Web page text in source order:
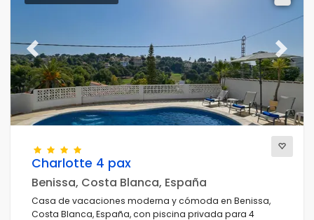
Previous Next
Charlotte 4 pax
Benissa, Costa Blanca, España
Casa de vacaciones moderna y cómoda en Benissa,
Costa Blanca, España, con piscina privada para 4